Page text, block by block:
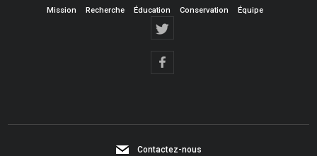
Mission Recherche Éducation Conservation Équipe
Contactez-nous